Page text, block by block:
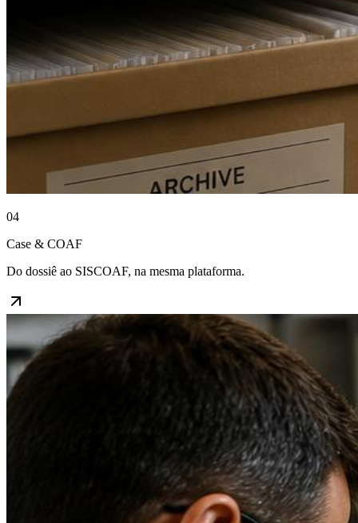
04
Case & COAF
Do dossiê ao SISCOAF, na mesma plataforma.